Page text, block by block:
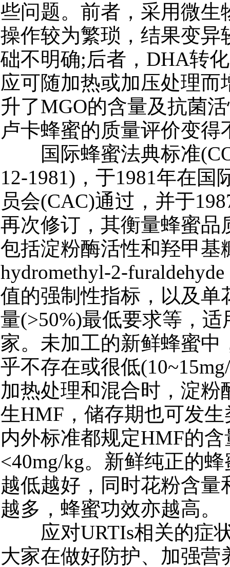
些问题。前者，采用微生
操作较为繁琐，结果变异
础不明确;后者，DHA转
应可随加热或加压处理而
升了MGO的含量及抗菌
卢卡蜂蜜的质量评价变得
国际蜂蜜法典标准
12-1981)，于1981年在国
员会(CAC)通过，并于
再次修订，其衡量蜂蜜品
包括淀粉酶活性和羟甲基
hydromethyl-2-
值的强制性指标，以及单
量(>50%)最低要求等，适
家。未加工的新鲜蜂蜜中
乎不存在或很低
加热处理和混合时，淀粉
生HMF，储存期也可发
内外标准都规定HMF的含
<40mg/kg。新鲜纯正的
越低越好，同时花粉含量
越多，蜂蜜功效亦越高。
应对URTIs相关的症
大家在做好防护、加强营